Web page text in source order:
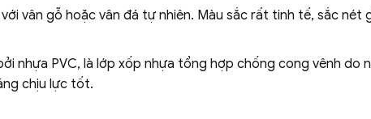
vân gỗ hoặc vân đá tự nhiên. Màu sắc rất tinh tế, sắc nét
nhựa PVC, là lớp xốp nhựa tổng hợp chống cong vênh do
chịu lực tốt.